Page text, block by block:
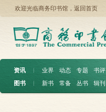
欢迎光临商务印书馆， 返回首页
资讯 ︱ 业界 动态 专题
书评
图书
︱ 新书 常备 丛书 辑刊